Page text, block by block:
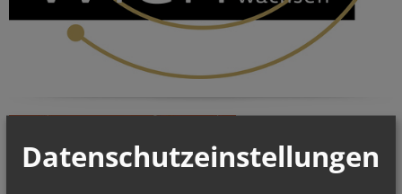
Datenschutzeinstellungen